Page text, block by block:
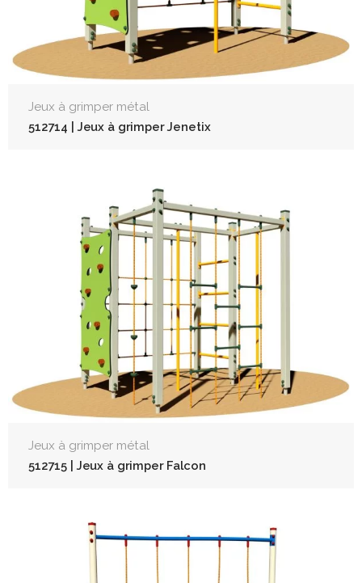
Jeux à grimper métal
512714 | Jeux à grimper Jenetix
Jeux à grimper métal
512715 | Jeux à grimper Falcon